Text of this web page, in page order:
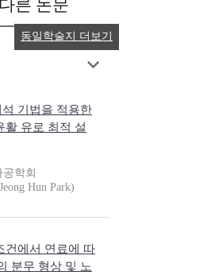
른 논문
기법을 적용한
활 유로 최적 설
학회
Hun Park)
건에서 연료에 따
분무 형상 및 노
동일학술지 더보기